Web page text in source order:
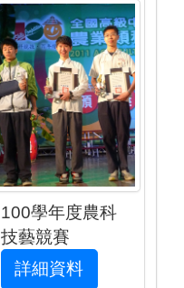
100學年度農科
技藝競賽
詳細資料